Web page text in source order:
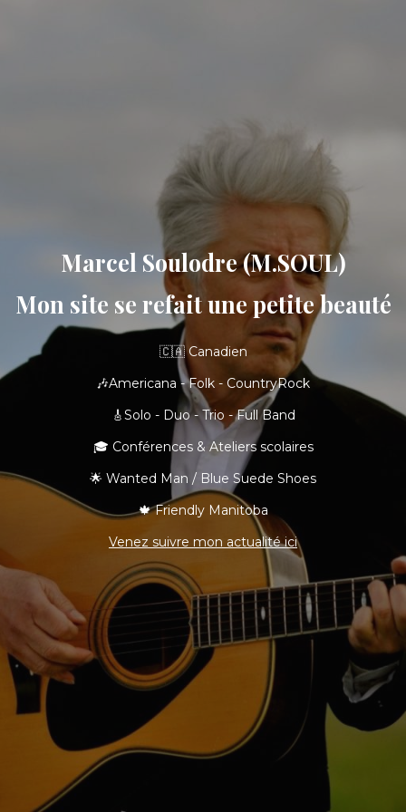
Marcel Soulodre (M.SOUL)
Mon site se refait une petite beauté
🇨🇦 Canadien
🎶Americana - Folk - CountryRock
🎸Solo - Duo - Trio - Full Band
🎓 Conférences & Ateliers scolaires
🌟 Wanted Man / Blue Suede Shoes
🍁 Friendly Manitoba
Venez suivre mon actualité ici